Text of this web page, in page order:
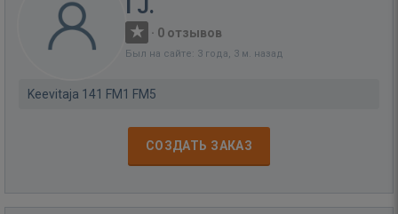
I J.
· 0 отзывов
Был на сайте: 3 года, 3 м. назад
Keevitaja 141 FM1 FM5
СОЗДАТЬ ЗАКАЗ